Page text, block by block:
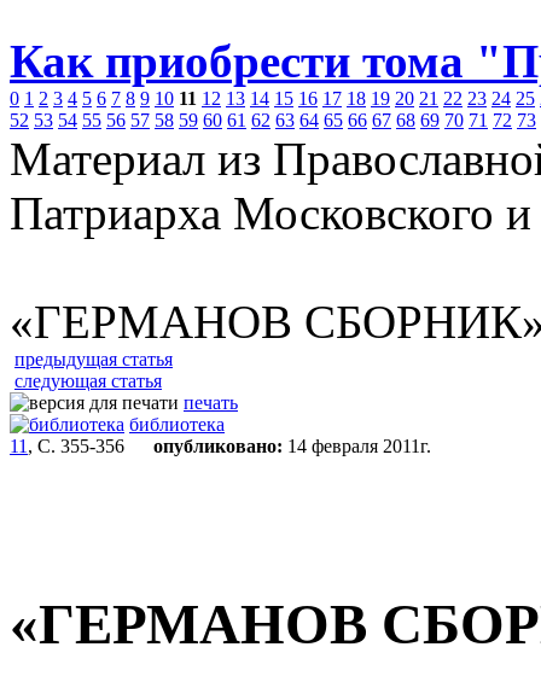
Как приобрести тома
0 1 2 3 4 5 6 7 8 9 10 11 12 13 14 15 16 17 18 19 20 21 22 23 24 25
52 53 54 55 56 57 58 59 60 61 62 63 64 65 66 67 68 69 70 71 72 73
Материал из
Патриарха Московского
«ГЕРМАНОВ
предыдущая статья
следующая статья
печать
библиотека
11 , С. 355-356 опубликовано: 14 февраля 2011г.
«ГЕРМАНОВ